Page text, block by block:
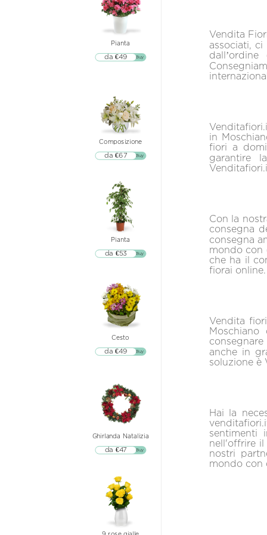
Pianta
▷▷ Buy
da €49
Composizione
▷▷ Buy
da €67
Pianta
▷▷ Buy
da €53
Cesto
▷▷ Buy
da €49
Ghirlanda Natalizia
▷▷ Buy
da €47
Vendita
associati,
in
fiori a
garantire
Con la
consegna
consegna
mondo con
che ha il
fiorai online.
Vendita
anche in
soluzione è
Hai la
sentimenti
nell'offrire
nostri
mondo con